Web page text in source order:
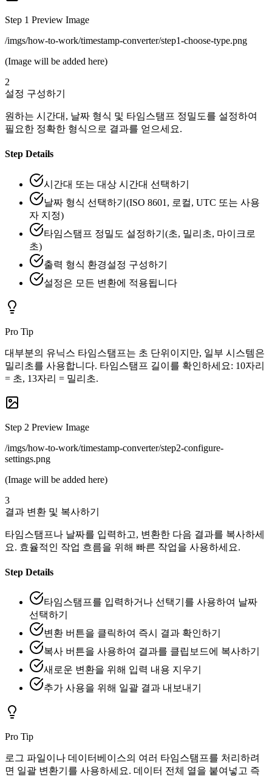
Step 1 Preview Image
/imgs/how-to-work/timestamp-converter/step1-choose-type.png
(Image will be added here)
2
설정 구성하기
원하는 시간대, 날짜 형식 및 타임스탬프 정밀도를 설정하여
필요한 정확한 형식으로 결과를 얻으세요.
Step Details
시간대 또는 대상 시간대 선택하기
날짜 형식 선택하기(ISO 8601, 로컬, UTC 또는 사용
자 지정)
타임스탬프 정밀도 설정하기(초, 밀리초, 마이크로
초)
출력 형식 환경설정 구성하기
설정은 모든 변환에 적용됩니다
Pro Tip
대부분의 유닉스 타임스탬프는 초 단위이지만, 일부 시스템은
밀리초를 사용합니다. 타임스탬프 길이를 확인하세요: 10자리
= 초, 13자리 = 밀리초.
Step 2 Preview Image
/imgs/how-to-work/timestamp-converter/step2-configure-
settings.png
(Image will be added here)
3
결과 변환 및 복사하기
타임스탬프나 날짜를 입력하고, 변환한 다음 결과를 복사하세
요. 효율적인 작업 흐름을 위해 빠른 작업을 사용하세요.
Step Details
타임스탬프를 입력하거나 선택기를 사용하여 날짜
선택하기
변환 버튼을 클릭하여 즉시 결과 확인하기
복사 버튼을 사용하여 결과를 클립보드에 복사하기
새로운 변환을 위해 입력 내용 지우기
추가 사용을 위해 일괄 결과 내보내기
Pro Tip
로그 파일이나 데이터베이스의 여러 타임스탬프를 처리하려
면 일괄 변환기를 사용하세요. 데이터 전체 열을 붙여넣고 즉